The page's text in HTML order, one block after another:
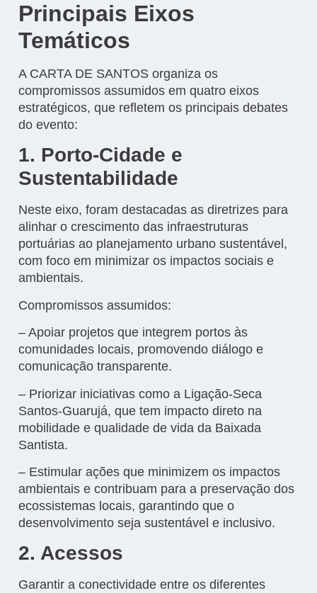
Principais Eixos
Temáticos
A CARTA DE SANTOS organiza os
compromissos assumidos em quatro eixos
estratégicos, que refletem os principais debates
do evento:
1. Porto-Cidade e
Sustentabilidade
Neste eixo, foram destacadas as diretrizes para
alinhar o crescimento das infraestruturas
portuárias ao planejamento urbano sustentável,
com foco em minimizar os impactos sociais e
ambientais.
Compromissos assumidos:
– Apoiar projetos que integrem portos às
comunidades locais, promovendo diálogo e
comunicação transparente.
– Priorizar iniciativas como a Ligação-Seca
Santos-Guarujá, que tem impacto direto na
mobilidade e qualidade de vida da Baixada
Santista.
– Estimular ações que minimizem os impactos
ambientais e contribuam para a preservação dos
ecossistemas locais, garantindo que o
desenvolvimento seja sustentável e inclusivo.
2. Acessos
Garantir a conectividade entre os diferentes